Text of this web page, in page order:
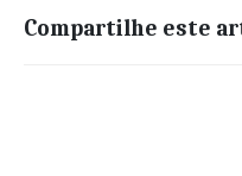
Compartilhe este